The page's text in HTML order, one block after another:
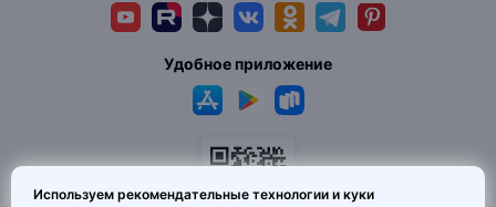
Удобное приложение
Используем рекомендательные технологии и куки